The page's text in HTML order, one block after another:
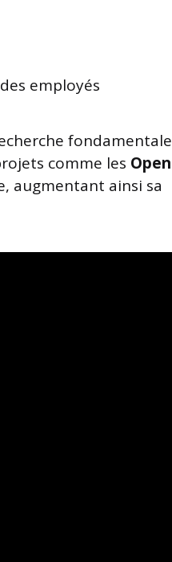
employés
fondamentale
comme les Open
augmentant ainsi sa